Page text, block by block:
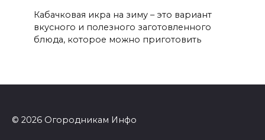
Кабачковая икра на зиму – это вариант
вкусного и полезного заготовленного
блюда, которое можно приготовить
© 2026 Огородникам Инфо